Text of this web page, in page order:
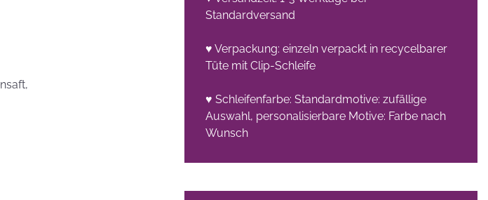
Standardversand
♥ Verpackung: einzeln verpackt in recycelbarer
Tüte mit Clip-Schleife
♥ Schleifenfarbe: Standardmotive: zufällige
Auswahl, personalisierbare Motive: Farbe nach
Wunsch